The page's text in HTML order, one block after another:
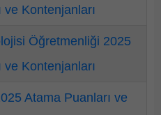
ve Kontenjanları
Öğretmenliği 2025
ve Kontenjanları
Atama Puanları ve